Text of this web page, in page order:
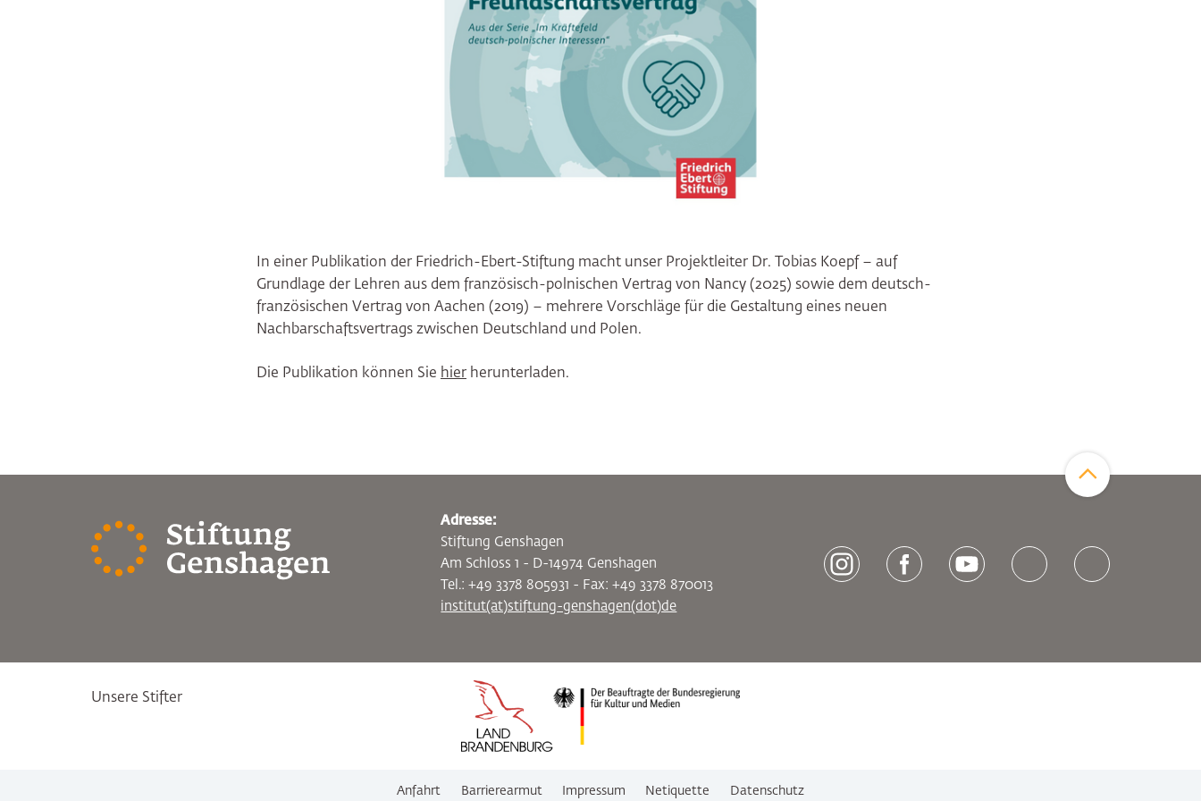
In einer Publikation der Friedrich-Ebert-Stiftung macht unser Projektleiter Dr. Tobias Koepf – auf
Grundlage der Lehren aus dem französisch-polnischen Vertrag von Nancy (2025) sowie dem deutsch-
französischen Vertrag von Aachen (2019) – mehrere Vorschläge für die Gestaltung eines neuen
Nachbarschaftsvertrags zwischen Deutschland und Polen.
Die Publikation können Sie hier herunterladen.
[socialLinksTitle]
Adresse:
Stiftung Genshagen
Am Schloss 1 - D-14974 Genshagen
Tel.: +49 3378 805931 - Fax: +49 3378 870013
institut(at)stiftung-genshagen(dot)de
Unsere Stifter
Anfahrt Barrierearmut Impressum Netiquette Datenschutz